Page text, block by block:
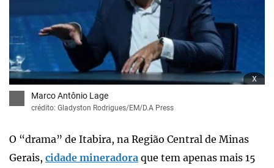
x
Marco Antônio Lage
crédito: Gladyston Rodrigues/EM/D.A Press
O “drama” de Itabira, na Região Central de Minas
Gerais, cidade mineradora que tem apenas mais 15